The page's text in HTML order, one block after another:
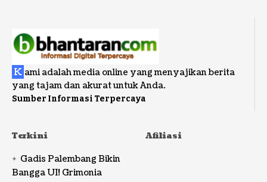
K ami adalah media online yang menyajikan berita
yang tajam dan akurat untuk Anda.
Sumber Informasi Terpercaya
Terkini
Gadis Palembang Bikin
Bangga UI! Grimonia
Afiliasi